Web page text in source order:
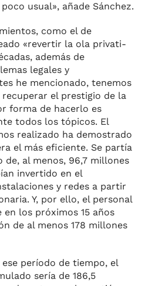
usual», añade Sánchez.
como el de
«revertir la ola privati-
ade­más de
legales y
he mencionado, tenemos
el prestigio de la
forma de hacerlo es
todos los tó­picos. El
realizado ha demostrado
el más efi­ciente. Se partía
al menos, 96,7 millo­nes
in­vertido en el
y redes a partir
Y, por ello, el personal
los próximos 15 años
de al menos 178 millones
pe­ríodo de tiempo, el
sería de 186,5